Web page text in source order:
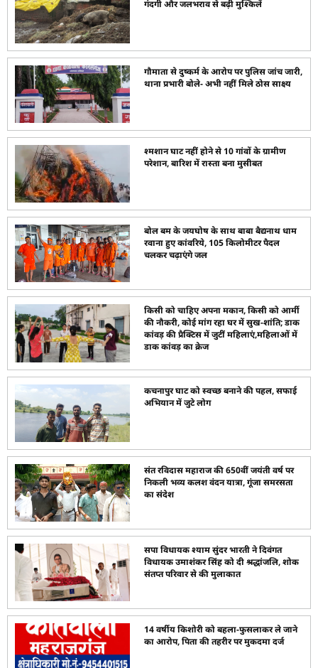
गंदगी और जलभराव से बढ़ी मुश्किलें
गौमाता से दुष्कर्म के आरोप पर पुलिस जांच जारी,
थाना प्रभारी बोले- अभी नहीं मिले ठोस साक्ष्य
श्मशान घाट नहीं होने से 10 गांवों के ग्रामीण
परेशान, बारिश में रास्ता बना मुसीबत
बोल बम के जयघोष के साथ बाबा बैद्यनाथ धाम
रवाना हुए कांवरिये, 105 किलोमीटर पैदल
चलकर चढ़ाएंगे जल
किसी को चाहिए अपना मकान, किसी को आर्मी
की नौकरी, कोई मांग रहा घर में सुख-शांति; डाक
कांवड़ की प्रैक्टिस में जुटीं महिलाएं,महिलाओं में
डाक कांवड़ का क्रेज
कचनापुर घाट को स्वच्छ बनाने की पहल, सफाई
अभियान में जुटे लोग
संत रविदास महाराज की 650वीं जयंती वर्ष पर
निकली भव्य कलश वंदन यात्रा, गूंजा समरसता
का संदेश
सपा विधायक श्याम सुंदर भारती ने दिवंगत
विधायक उमाशंकर सिंह को दी श्रद्धांजलि, शोक
संतप्त परिवार से की मुलाकात
14 वर्षीय किशोरी को बहला-फुसलाकर ले जाने
का आरोप, पिता की तहरीर पर मुकदमा दर्ज